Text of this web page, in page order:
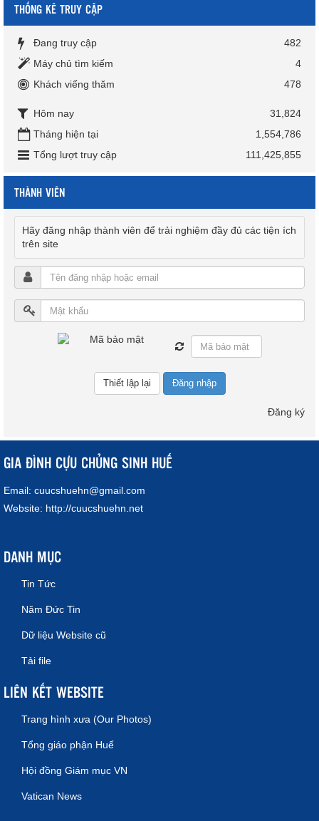
THỐNG KÊ TRUY CẬP
Đang truy cập
482
Máy chủ tìm kiếm
4
Khách viếng thăm
478
Hôm nay
31,824
Tháng hiện tại
1,554,786
Tổng lượt truy cập
111,425,855
THÀNH VIÊN
Hãy đăng nhập thành viên để trải nghiệm đầy đủ các tiện ích
trên site
Đăng nhập
Đăng ký
GIA ĐÌNH CỰU CHỦNG SINH HUẾ
Email: cuucshuehn@gmail.com
Website: http://cuucshuehn.net
DANH MỤC
Tin Tức
Năm Đức Tin
Dữ liệu Website cũ
Tải file
LIÊN KẾT WEBSITE
Trang hình xưa (Our Photos)
Tổng giáo phận Huế
Hội đồng Giám mục VN
Vatican News